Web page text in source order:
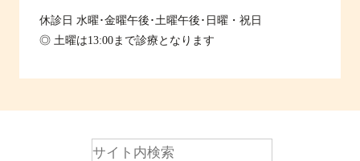
休診日 水曜･金曜午後･土曜午後･日曜・祝日
◎ 土曜は13:00まで診療となります